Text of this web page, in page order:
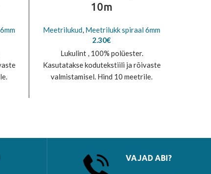
10m
Meetrilukud, Meetrilukk spiraal 6mm
2.30€
Lukulint , 100% polüester.
Kasutatakse kodutekstiili ja rõivaste
valmistamisel. Hind 10 meetrile.
VAJAD ABI?